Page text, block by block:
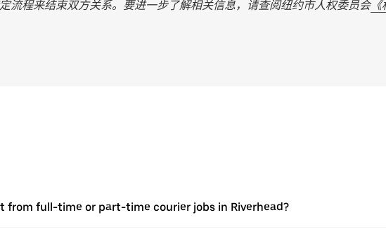
流程来结束双方关系。要进一步了解相关信息，请查阅纽约市人权委员会《
from full-time or part-time courier jobs in Riverhead?